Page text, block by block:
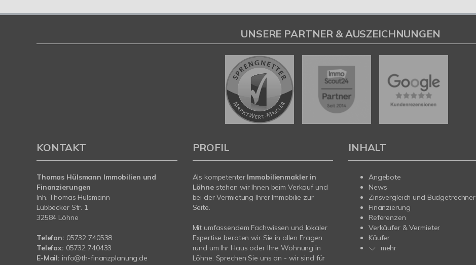
UNSERE PARTNER & AUSZEICHNUNGEN
KONTAKT
Thomas Hülsmann Immobilien und
Finanzierungen
Inh. Thomas Hülsmann
Lübbecker Str. 1
32584 Löhne
Telefon: 05732 740538
Telefax: 05732 740433
E-Mail: info@th-finanzplanung.de
PROFIL
Als kompetenter Immobilienmakler in
Löhnestehen wir Ihnen beim Verkauf und
bei der Vermietung Ihrer Immobilie zur
Seite.
Mit umfassendem Fachwissen und lokaler
Expertise beraten wir Sie in allen Fragen
rund um Ihr Haus oder Ihre Wohnung in
Löhne. Sprechen Sie uns an - wir sind für
INHALT
Angebote
News
Zinsvergleich und Budgetrechner
Finanzierung
Referenzen
Verkäufer & Vermieter
Käufer
mehr